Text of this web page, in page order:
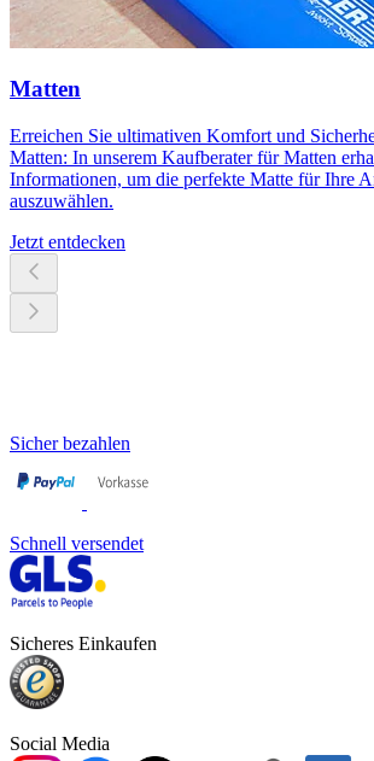
Matten
Erreichen Sie ultimativen Komfort und
Matten: In unserem Kaufberater für Matten
Informationen, um die perfekte Matte für Ihre
auszuwählen.
Jetzt entdecken
Sicher bezahlen
Schnell versendet
Sicheres Einkaufen
Social Media